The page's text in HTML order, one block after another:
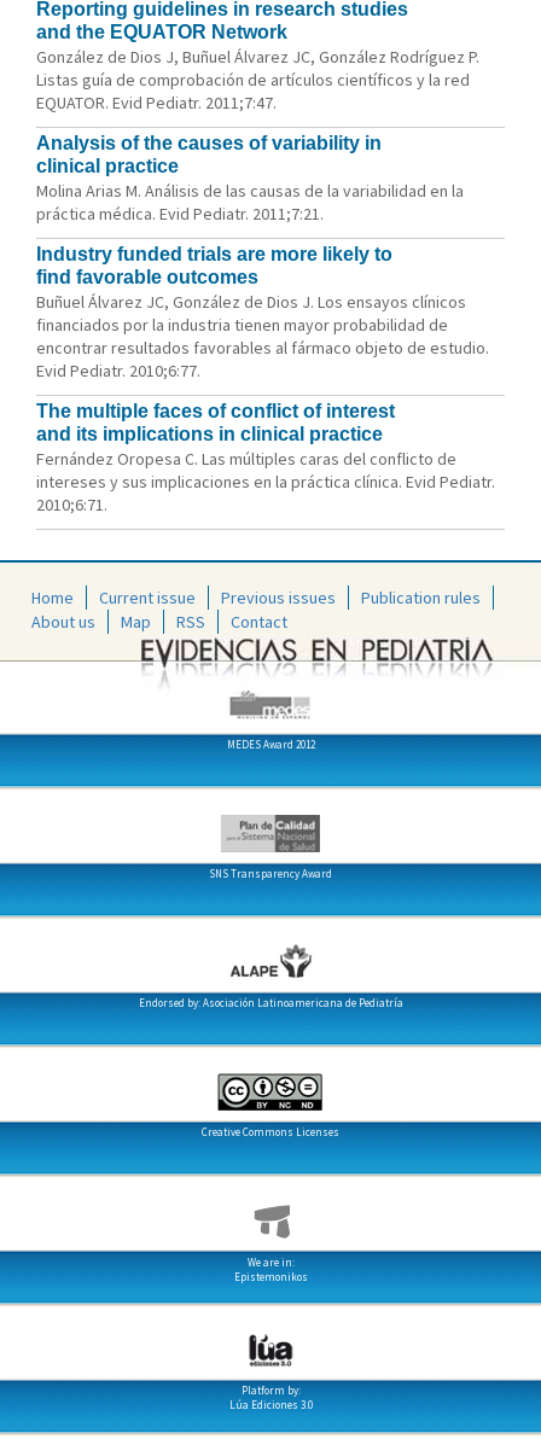
Reporting guidelines in research studies
and the EQUATOR Network
González de Dios J, Buñuel Álvarez JC, González Rodríguez P.
Listas guía de comprobación de artículos científicos y la red
EQUATOR. Evid Pediatr. 2011;7:47.
Analysis of the causes of variability in
clinical practice
Molina Arias M. Análisis de las causas de la variabilidad en la
práctica médica. Evid Pediatr. 2011;7:21.
Industry funded trials are more likely to
find favorable outcomes
Buñuel Álvarez JC, González de Dios J. Los ensayos clínicos
financiados por la industria tienen mayor probabilidad de
encontrar resultados favorables al fármaco objeto de estudio.
Evid Pediatr. 2010;6:77.
The multiple faces of conflict of interest
and its implications in clinical practice
Fernández Oropesa C. Las múltiples caras del conflicto de
intereses y sus implicaciones en la práctica clínica. Evid Pediatr.
2010;6:71.
Home Current issue Previous issues
Publication rules
About us
Map RSS Contact
MEDES Award 2012
SNS Transparency Award
Endorsed by: Asociación Latinoamericana de Pediatría
Creative Commons Licenses
We are in:
Epistemonikos
Platform by:
Lúa Ediciones 3.0